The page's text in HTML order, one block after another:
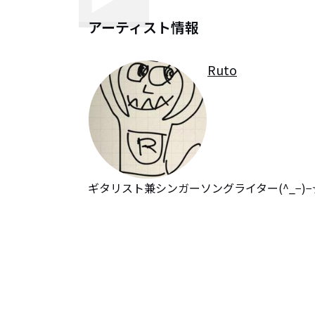
アーティスト情報
Ruto
ギタリスト兼シンガーソングライター